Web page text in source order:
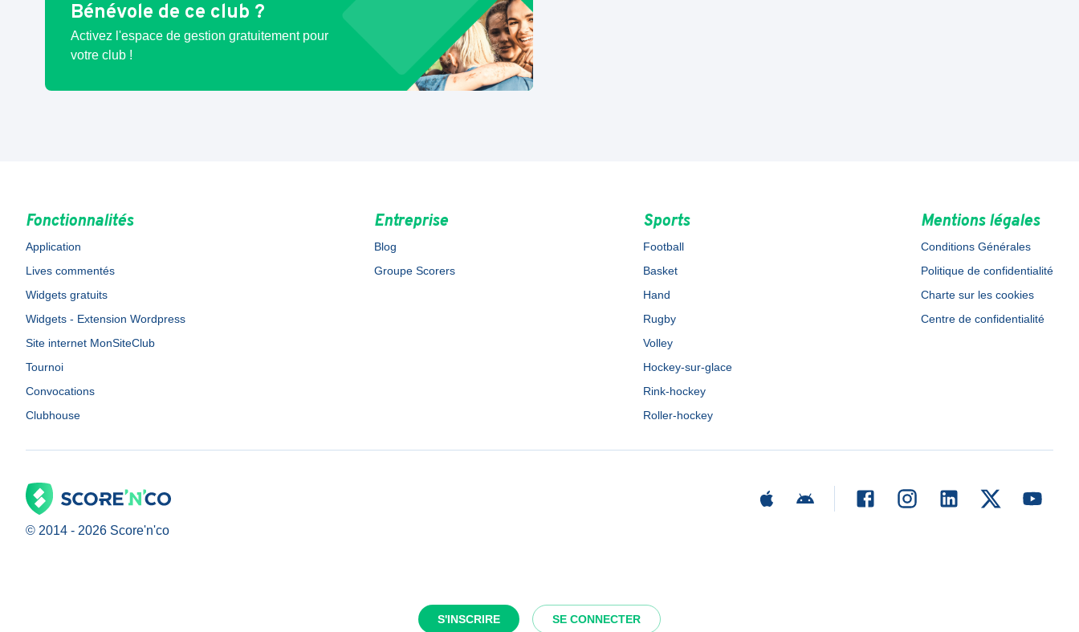
S'INSCRIRE SE CONNECTER
Bénévole de ce club ?
Activez l'espace de gestion gratuitement pour
votre club !
Fonctionnalités
Application
Lives commentés
Widgets gratuits
Widgets - Extension Wordpress
Site internet MonSiteClub
Tournoi
Convocations
Clubhouse
Entreprise
Blog
Groupe Scorers
Sports
Football
Basket
Hand
Rugby
Volley
Hockey-sur-glace
Rink-hockey
Roller-hockey
Mentions légales
Conditions Générales
Politique de confidentialité
Charte sur les cookies
Centre de confidentialité
© 2014 - 2026 Score'n'co